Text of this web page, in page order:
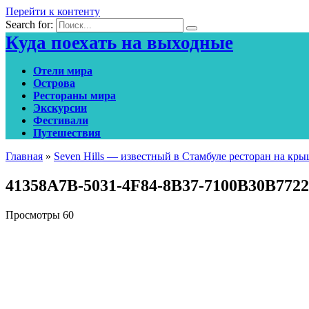
Перейти к контенту
Search for:
Куда поехать на выходные
Отели мира
Острова
Рестораны мира
Экскурсии
Фестивали
Путешествия
Главная » Seven Hills — известный в Стамбуле ресторан на
41358A7B-5031-4F84-8B37-7100B30B7722
Просмотры 60